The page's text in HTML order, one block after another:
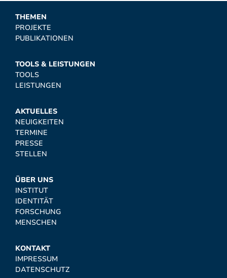
THEMEN
PROJEKTE
PUBLIKATIONEN
TOOLS & LEISTUNGEN
TOOLS
LEISTUNGEN
AKTUELLES
NEUIGKEITEN
TERMINE
PRESSE
STELLEN
ÜBER UNS
INSTITUT
IDENTITÄT
FORSCHUNG
MENSCHEN
KONTAKT
IMPRESSUM
DATENSCHUTZ